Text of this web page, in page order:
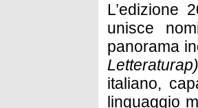
L’edizione
unisce
panorama
Letteraturap)
italiano,
linguaggio